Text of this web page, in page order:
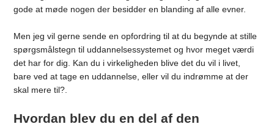
gode at møde nogen der besidder en blanding af alle evner.
Men jeg vil gerne sende en opfordring til at du begynde at stille
spørgsmålstegn til uddannelsessystemet og hvor meget værdi
det har for dig. Kan du i virkeligheden blive det du vil i livet,
bare ved at tage en uddannelse, eller vil du indrømme at der
skal mere til?.
Hvordan blev du en del af den